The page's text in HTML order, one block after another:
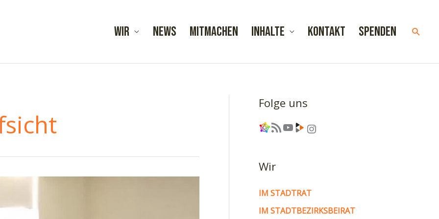
Wir News Mitmachen Inhalte Kontakt Spenden
Folge uns
Link RSS-Feed YouTube Link Instagram
Wir
IM STADTRAT
IM STADTBEZIRKSBEIRAT